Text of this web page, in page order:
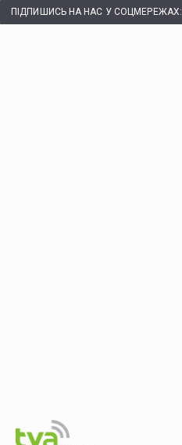
ПІДПИШИСЬ НА НАС У СОЦМЕРЕЖАХ: